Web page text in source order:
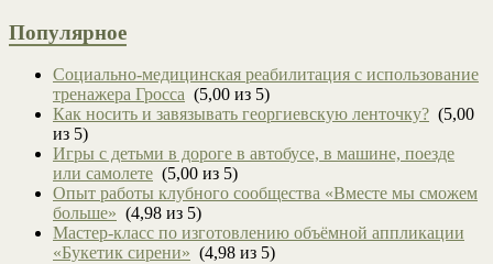
Популярное
Социально-медицинская реабилитация с использование
тренажера Гросса (5,00 из 5)
Как носить и завязывать георгиевскую ленточку? (5,00
из 5)
Игры с детьми в дороге в автобусе, в машине, поезде
или самолете (5,00 из 5)
Опыт работы клубного сообщества «Вместе мы сможем
больше» (4,98 из 5)
Мастер-класс по изготовлению объёмной аппликации
«Букетик сирени» (4,98 из 5)